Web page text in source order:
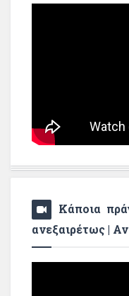
Κάποια
ανεξαιρέτως |